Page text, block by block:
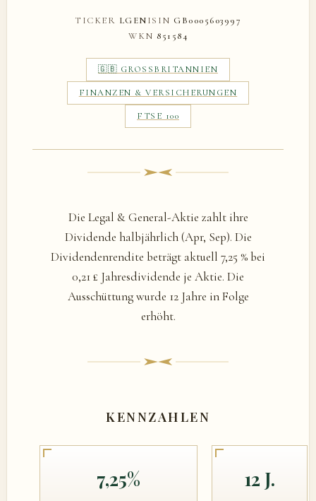
TICKER LGENISIN GB0005603997
WKN 851584
🇬🇧 GROSSBRITANNIEN
FINANZEN & VERSICHERUNGEN
FTSE 100
Die Legal & General-Aktie zahlt ihre
Dividende halbjährlich (Apr, Sep). Die
Dividendenrendite beträgt aktuell 7,25 % bei
0,21 £ Jahresdividende je Aktie. Die
Ausschüttung wurde 12 Jahre in Folge
erhöht.
KENNZAHLEN
7,25% 12 J.